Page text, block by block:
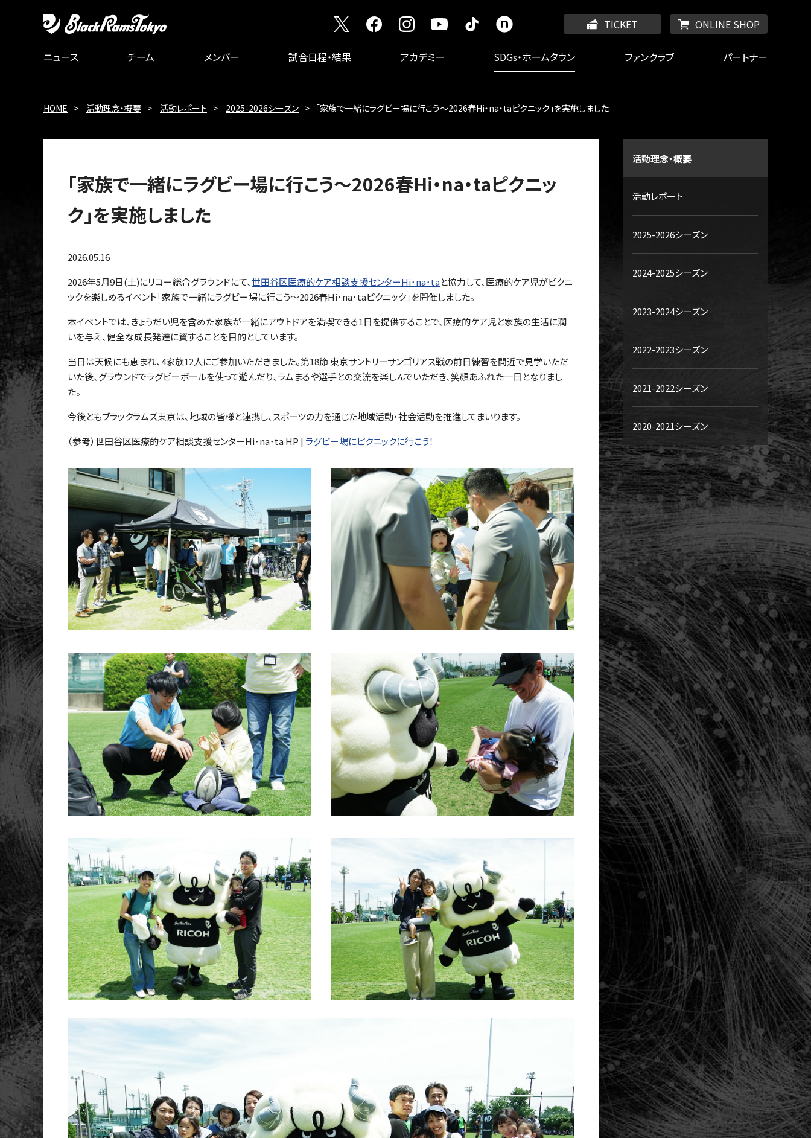
TICKET ONLINE SHOP
ニュース チーム メンバー 試合日程・結果 アカデミー SDGs・ホームタウン ファンクラブ パートナー
HOME 活動理念・概要 活動レポート 2025-2026シーズン 「家族で一緒にラグビー場に行こう～2026春Hi・na・taピクニック」を実施しました
「家族で一緒にラグビー場に行こう～2026春Hi・na・taピクニッ
ク」を実施しました
2026.05.16
2026年5月9日(土)にリコー総合グラウンドにて、世田谷区医療的ケア相談支援センターHi･na･taと協力して、医療的ケア児がピクニ
ックを楽しめるイベント「家族で一緒にラグビー場に行こう～2026春Hi･na･taピクニック」を開催しました。
本イベントでは、きょうだい児を含めた家族が一緒にアウトドアを満喫できる1日を提供することで、医療的ケア児と家族の生活に潤
いを与え、健全な成長発達に資することを目的としています。
当日は天候にも恵まれ、4家族12人にご参加いただきました。第18節 東京サントリーサンゴリアス戦の前日練習を間近で見学いただ
いた後、グラウンドでラグビーボールを使って遊んだり、ラムまるや選手との交流を楽しんでいただき、笑顔あふれた一日となりまし
た。
今後ともブラックラムズ東京は、地域の皆様と連携し、スポーツの力を通じた地域活動・社会活動を推進してまいります。
（参考）世田谷区医療的ケア相談支援センターHi･na･ta HP | ラグビー場にピクニックに行こう！
活動理念・概要
活動レポート
2025-2026シーズン
2024-2025シーズン
2023-2024シーズン
2022-2023シーズン
2021-2022シーズン
2020-2021シーズン